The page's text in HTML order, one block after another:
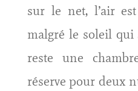
sur le net, l’air
malgré le soleil qui
reste une
réserve pour deux